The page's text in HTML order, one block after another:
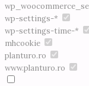
wp-settings-*
wp-settings-time-*
mhcookie
planturo.ro
www.planturo.ro